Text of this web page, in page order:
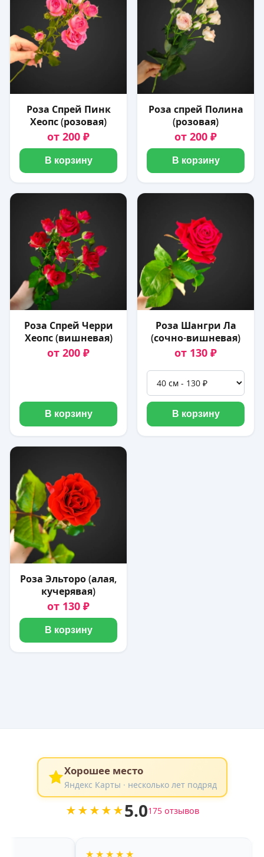
Роза Спрей Пинк
Хеопс (розовая)
от 200 ₽
В корзину
Роза спрей Полина
(розовая)
от 200 ₽
В корзину
Роза Спрей Черри
Хеопс (вишневая)
от 200 ₽
В корзину
Роза Шангри Ла
(сочно-вишневая)
от 130 ₽
В корзину
Роза Эльторо (алая,
кучерявая)
от 130 ₽
В корзину
Хорошее место
Яндекс Карты · несколько лет подряд
★★★★★5.0175 отзывов